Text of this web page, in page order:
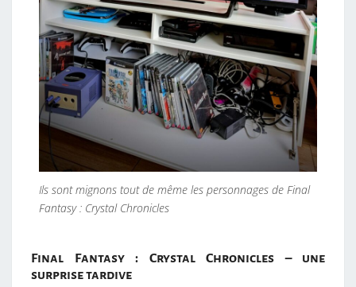
Ils sont mignons tout de même les personnages de Final
Fantasy : Crystal Chronicles
Final Fantasy : Crystal Chronicles – une
surprise tardive